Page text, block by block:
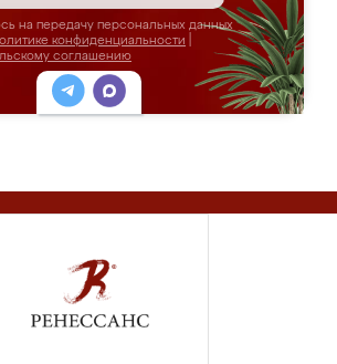
на передачу персональных данных
конфиденциальности
соглашению